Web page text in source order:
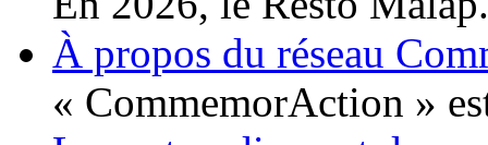
À propos du réseau
« CommemorAction »